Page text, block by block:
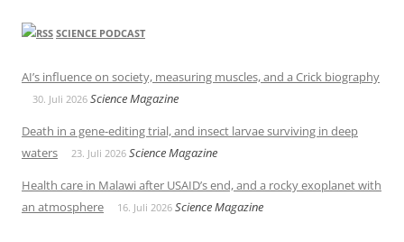
SCIENCE PODCAST
AI’s influence on society, measuring muscles, and a Crick biography
30. Juli 2026 Science Magazine
Death in a gene-editing trial, and insect larvae surviving in deep
waters
23. Juli 2026 Science Magazine
Health care in Malawi after USAID’s end, and a rocky exoplanet with
an atmosphere
16. Juli 2026 Science Magazine